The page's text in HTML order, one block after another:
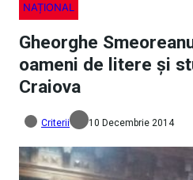
NAȚIONAL
Gheorghe
oameni de litere şi
Craiova
Criterii 10 Decembrie 2014